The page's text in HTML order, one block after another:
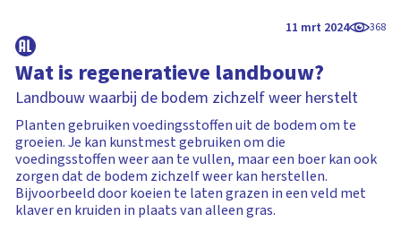
11 mrt 2024 368
Wat is regeneratieve landbouw?
Landbouw waarbij de bodem zichzelf weer herstelt
Planten gebruiken voedingsstoffen uit de bodem om te
groeien. Je kan kunstmest gebruiken om die
voedingsstoffen weer aan te vullen, maar een boer kan ook
zorgen dat de bodem zichzelf weer kan herstellen.
Bijvoorbeeld door koeien te laten grazen in een veld met
klaver en kruiden in plaats van alleen gras.